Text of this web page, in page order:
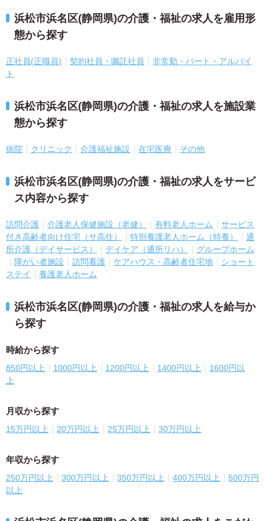
浜松市浜名区(静岡県)の介護・福祉の求人を雇用形
態から探す
正社員(正職員) 契約社員・嘱託社員
非常勤・パート・アルバイ
ト
浜松市浜名区(静岡県)の介護・福祉の求人を施設業
態から探す
病院 クリニック 介護福祉施設 在宅医療 その他
浜松市浜名区(静岡県)の介護・福祉の求人をサービ
ス内容から探す
訪問介護 介護老人保健施設（老健） 有料老人ホーム
サービス
付き高齢者向け住宅（サ高住）
特別養護老人ホーム（特養）
通
所介護（デイサービス）
デイケア（通所リハ）
グループホーム
障がい者施設
訪問看護 ケアハウス・高齢者住宅地
ショート
ステイ
養護老人ホーム
浜松市浜名区(静岡県)の介護・福祉の求人を給与か
ら探す
時給から探す
850円以上 1000円以上 1200円以上 1400円以上
1600円以
上
月収から探す
15万円以上 20万円以上 25万円以上 30万円以上
年収から探す
250万円以上 300万円以上 350万円以上 400万円以上
500万円
以上